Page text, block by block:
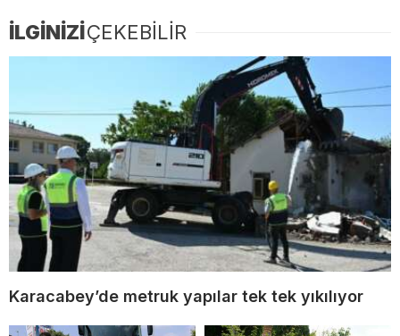
İLGİNİZİÇEKEBİLİR
Karacabey’de metruk yapılar tek tek yıkılıyor